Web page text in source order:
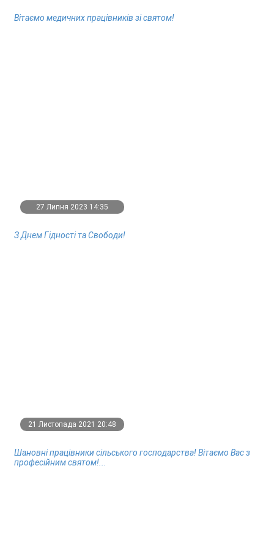
Вітаємо медичних працівників зі святом!
27 Липня 2023 14:35
З Днем Гідності та Свободи!
21 Листопада 2021 20:48
Шановні працівники сільського господарства! Вітаємо Вас з
професійним святом!...